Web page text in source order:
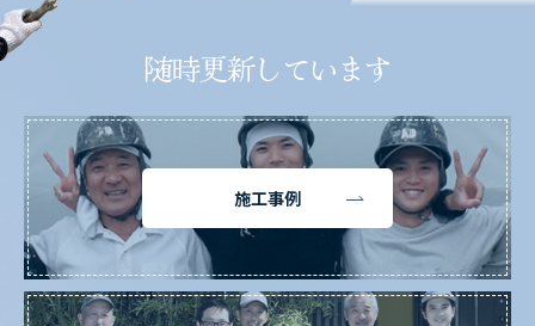
随時更新しています
施工事例